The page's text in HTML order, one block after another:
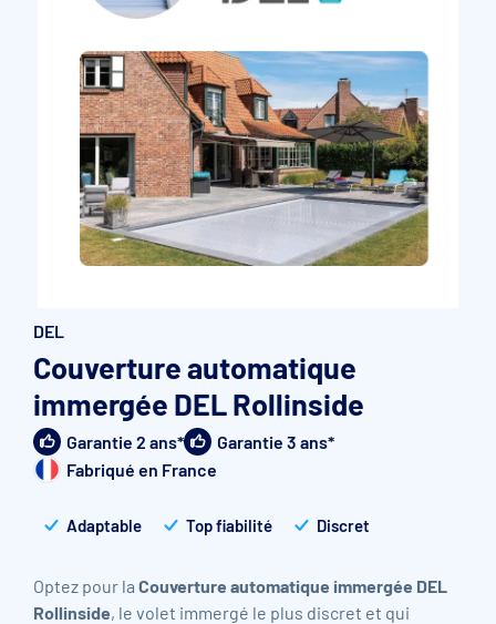
Pompe de filtration à vitesse variable
Vannes multivoies filtres à sable
Groupe de filtration sur palette
DEL
Couverture automatique
immergée DEL Rollinside
Garantie 2 ans*
Garantie 3 ans*
Fabriqué en France
Adaptable Top fiabilité Discret
Optez pour la Couverture automatique immergée DEL
Rollinside, le volet immergé le plus discret et qui